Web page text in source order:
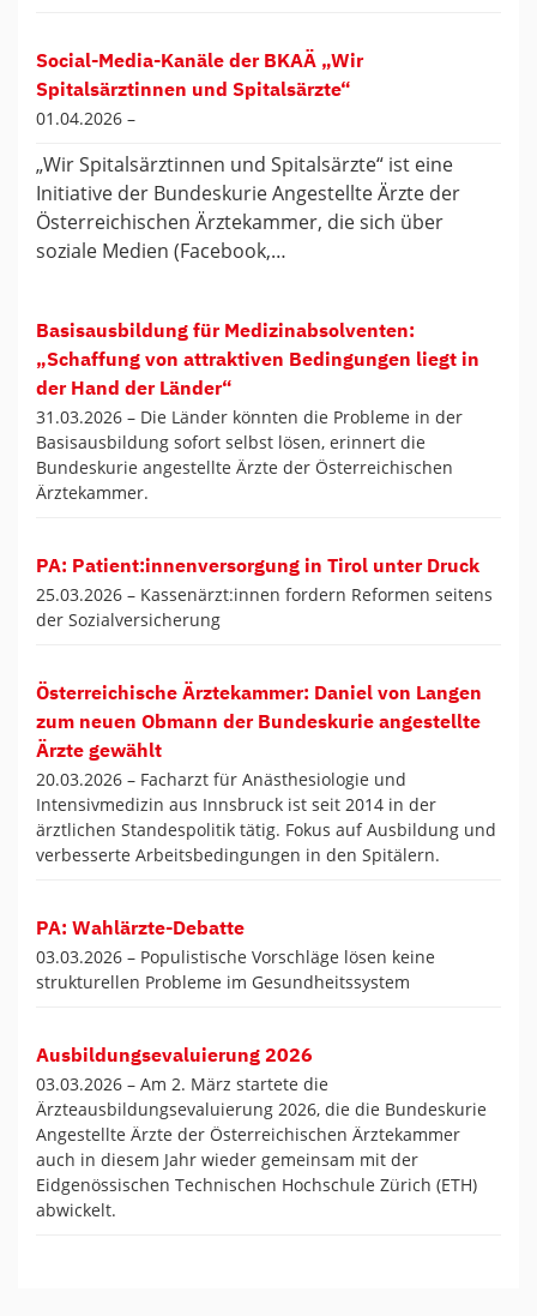
Social-Media-Kanäle der BKAÄ „Wir
Spitalsärztinnen und Spitalsärzte“
01.04.2026 –
„Wir Spitalsärztinnen und Spitalsärzte“ ist eine
Initiative der Bundeskurie Angestellte Ärzte der
Österreichischen Ärztekammer, die sich über
soziale Medien (Facebook,…
Basisausbildung für Medizinabsolventen:
„Schaffung von attraktiven Bedingungen liegt in
der Hand der Länder“
31.03.2026 – Die Länder könnten die Probleme in der
Basisausbildung sofort selbst lösen, erinnert die
Bundeskurie angestellte Ärzte der Österreichischen
Ärztekammer.
PA: Patient:innenversorgung in Tirol unter Druck
25.03.2026 – Kassenärzt:innen fordern Reformen seitens
der Sozialversicherung
Österreichische Ärztekammer: Daniel von Langen
zum neuen Obmann der Bundeskurie angestellte
Ärzte gewählt
20.03.2026 – Facharzt für Anästhesiologie und
Intensivmedizin aus Innsbruck ist seit 2014 in der
ärztlichen Standespolitik tätig. Fokus auf Ausbildung und
verbesserte Arbeitsbedingungen in den Spitälern.
PA: Wahlärzte-Debatte
03.03.2026 – Populistische Vorschläge lösen keine
strukturellen Probleme im Gesundheitssystem
Ausbildungsevaluierung 2026
03.03.2026 – Am 2. März startete die
Ärzteausbildungsevaluierung 2026, die die Bundeskurie
Angestellte Ärzte der Österreichischen Ärztekammer
auch in diesem Jahr wieder gemeinsam mit der
Eidgenössischen Technischen Hochschule Zürich (ETH)
abwickelt.